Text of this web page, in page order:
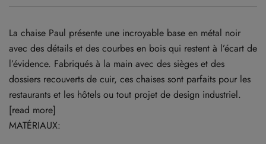
La chaise Paul présente une incroyable base en métal noir
avec des détails et des courbes en bois qui restent à l’écart de
l’évidence. Fabriqués à la main avec des sièges et des
dossiers recouverts de cuir, ces chaises sont parfaits pour les
restaurants et les hôtels ou tout projet de design industriel.
[read more]
MATÉRIAUX: